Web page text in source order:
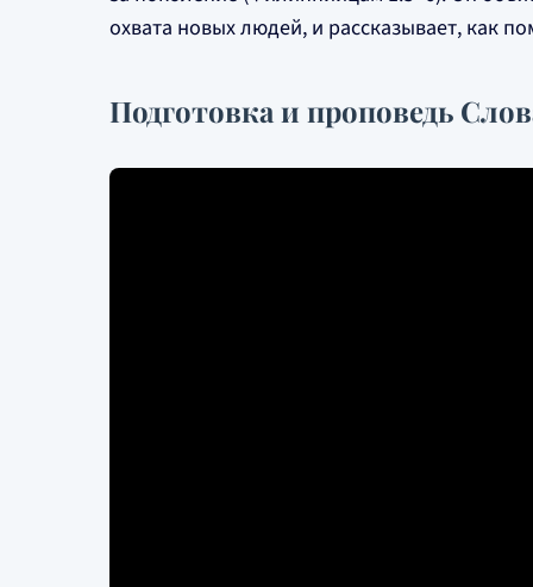
охвата новых людей, и рассказывает, как
Подготовка и проповедь